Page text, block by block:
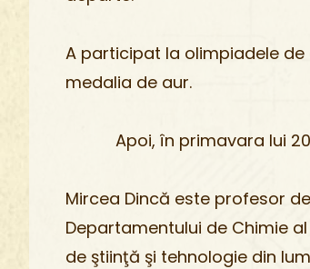
A participat la olimpiadele de
medalia de aur.
Apoi, în primavara lui
Mircea Dincă este profesor
Departamentului de Chimie
de ştiinţă şi tehnologie din